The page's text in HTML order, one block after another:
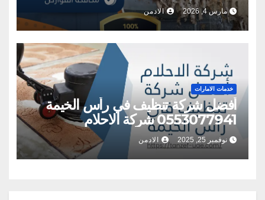
مارس 4, 2026 الادمن
خدمات الامارات
أفضل شركة تنظيف في رأس الخيمة
0553077941 شركة الاحلام
نوفمبر 25, 2025 الادمن